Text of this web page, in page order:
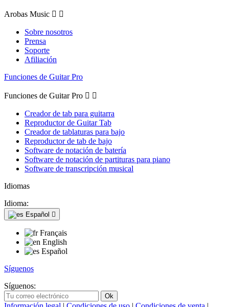
Arobas Music  
Sobre nosotros
Prensa
Soporte
Afiliación
Funciones de Guitar Pro
Funciones de Guitar Pro  
Creador de tab para guitarra
Reproductor de Guitar Tab
Creador de tablaturas para bajo
Reproductor de tab de bajo
Software de notación de batería
Software de notación de partituras para piano
Software de transcripción musical
Idiomas
Idioma:
Español 
Français
English
Español
Síguenos
Síguenos: